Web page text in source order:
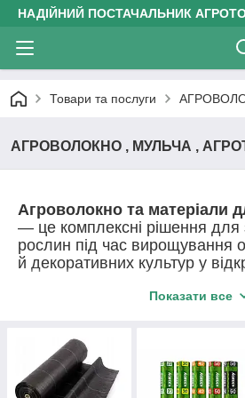
НАДІЙНИЙ ПОСТАЧАЛЬНИК
Товари та послуги
АГРОВОЛОКНО , МУЛЬЧА ,
Агроволокно та матеріали
— це комплексні рішення для
рослин під час вирощування
й декоративних культур у
До цієї групи входять:
агротканина для
чорна плівка для
Показати все